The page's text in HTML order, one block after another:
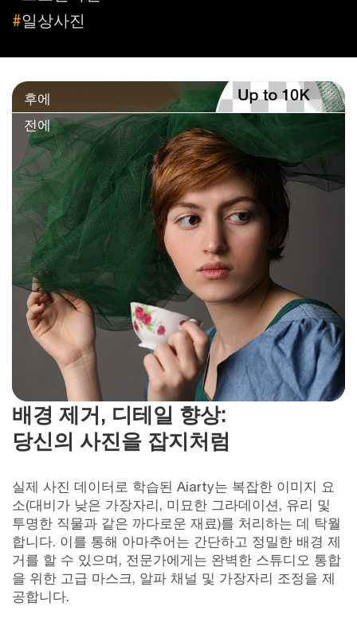
#일상사진
배경 제거, 디테일 향상:
당신의 사진을 잡지처럼
실제 사진 데이터로 학습된 Aiarty는 복잡한 이미지 요
소(대비가 낮은 가장자리, 미묘한 그라데이션, 유리 및
투명한 직물과 같은 까다로운 재료)를 처리하는 데 탁월
합니다. 이를 통해 아마추어는 간단하고 정밀한 배경 제
거를 할 수 있으며, 전문가에게는 완벽한 스튜디오 통합
을 위한 고급 마스크, 알파 채널 및 가장자리 조정을 제
공합니다.